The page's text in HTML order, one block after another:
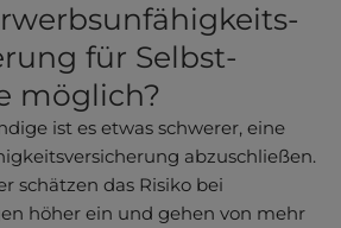
für Selbst­
möglich?
ist es etwas schwerer, eine
abzuschließen.
schätzen das Risiko bei
höher ein und gehen von mehr